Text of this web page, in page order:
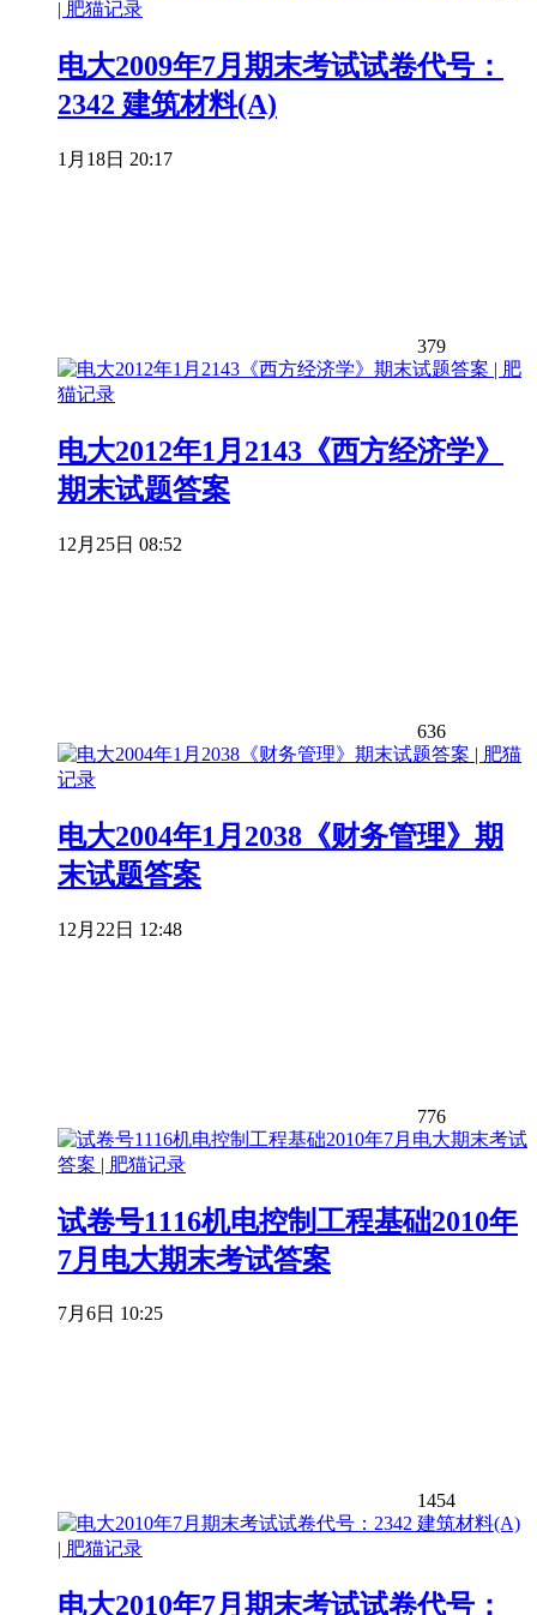
电大2009年7月期末考试试卷代号：
2342 建筑材料(A)
1月18日 20:17
379
电大2012年1月2143《西方经济学》
期末试题答案
12月25日 08:52
636
电大2004年1月2038《财务管理》期
末试题答案
12月22日 12:48
776
试卷号1116机电控制工程基础2010年
7月电大期末考试答案
7月6日 10:25
1454
电大2010年7月期末考试试卷代号：